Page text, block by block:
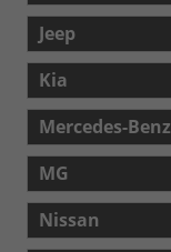
Jeep
Kia
Mercedes-Benz
MG
Nissan